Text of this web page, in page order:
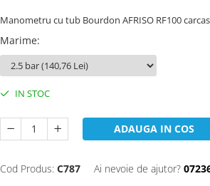
Manometru cu tub Bourdon AFRISO RF100
Marime:
IN STOC
ADAUGA IN COS
Cod Produs: C787 Ai nevoie de ajutor?